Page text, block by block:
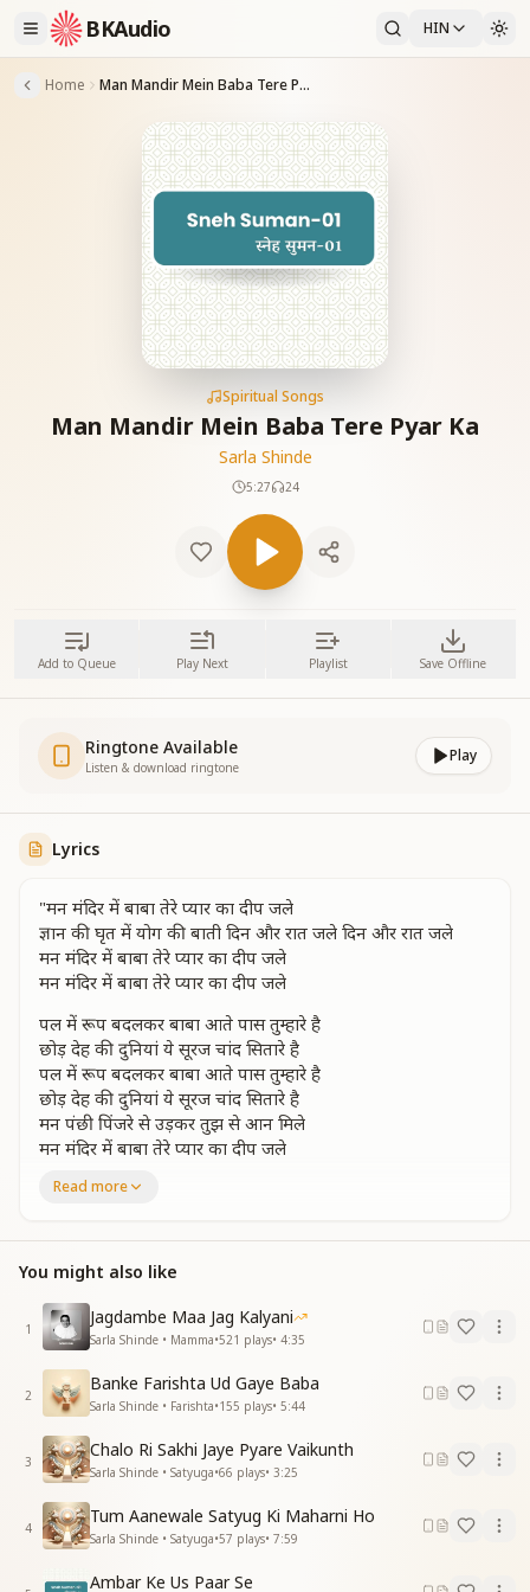
BKAudio HIN
Home Man Mandir Mein Baba Tere Pyar Ka
Spiritual Songs
Man Mandir Mein Baba Tere Pyar Ka
Sarla Shinde
5:27 24
Add to Queue Play Next Playlist Save Offline
Ringtone Available
Listen & download ringtone
Play
Lyrics
"मन मंदिर में बाबा तेरे प्यार का दीप जले
ज्ञान की घृत में योग की बाती दिन और रात जले दिन और रात जले
मन मंदिर में बाबा तेरे प्यार का दीप जले
मन मंदिर में बाबा तेरे प्यार का दीप जले
पल में रूप बदलकर बाबा आते पास तुम्हारे है
छोड़ देह की दुनियां ये सूरज चांद सितारे है
पल में रूप बदलकर बाबा आते पास तुम्हारे है
छोड़ देह की दुनियां ये सूरज चांद सितारे है
मन पंछी पिंजरे से उड़कर तुझ से आन मिले
मन मंदिर में बाबा तेरे प्यार का दीप जले
तेरी याद की मस्ती में हम अतिंद्रिय सुख पाते है
रूहानी मुलाकातें है
तेरी याद की मस्ती में हम अतिंद्रिय सुख पाते है
कितनी प्यारी सुखद अलौकिक
रूहानी मुलाकातें है
बाहें पसारे अमृत ले ले मिलते आंखों से
मन मंदिर में बाबा तेरे प्यार का दीप जले
खुशियों के भंडार मिले है जबसे तुमको पाए है
दुनियां के सुख वैभव सारे कुछ भी न रास आए है
खुशियों के भंडार मिले है जबसे तुमको पाए है
दुनियां के सुख वैभव सारे कुछ भी न रास आए है
मौजों में उड़ चलते तेरी शीतल छाओ में
मन मंदिर में बाबा तेरे प्यार का दीप जले
ज्ञान की घृत में योग की बाती दिन और रात जले दिन और रात जले
मन मंदिर में बाबा तेरे प्यार का दीप जले
Read more
You might also like
1
Jagdambe Maa Jag Kalyani
Sarla Shinde • Mamma•521 plays• 4:35
2
Banke Farishta Ud Gaye Baba
Sarla Shinde • Farishta•155 plays• 5:44
3
Chalo Ri Sakhi Jaye Pyare Vaikunth
Sarla Shinde • Satyuga•66 plays• 3:25
4
Tum Aanewale Satyug Ki Maharni Ho
Sarla Shinde • Satyuga•57 plays• 7:59
Ambar Ke Us Paar Se